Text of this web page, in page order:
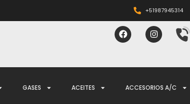
+51987945314
GASES ACEITES ACCESORIOS A/C